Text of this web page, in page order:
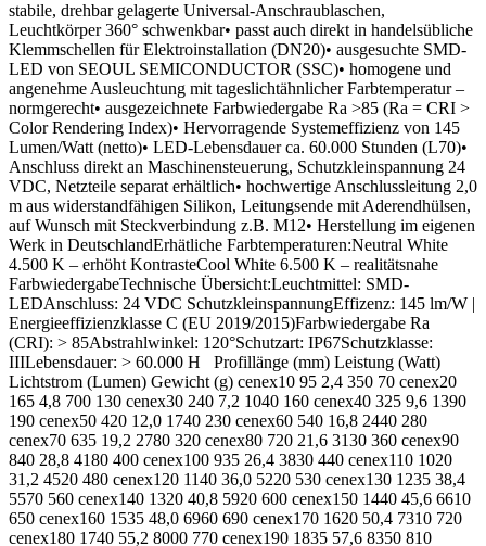
stabile, drehbar gelagerte Universal-Anschraublaschen,
Leuchtkörper 360° schwenkbar• passt auch direkt in handelsübliche
Klemmschellen für Elektroinstallation (DN20)• ausgesuchte SMD-
LED von SEOUL SEMICONDUCTOR (SSC)• homogene und
angenehme Ausleuchtung mit tageslichtähnlicher Farbtemperatur –
normgerecht• ausgezeichnete Farbwiedergabe Ra >85 (Ra = CRI >
Color Rendering Index)• Hervorragende Systemeffizienz von 145
Lumen/Watt (netto)• LED-Lebensdauer ca. 60.000 Stunden (L70)•
Anschluss direkt an Maschinensteuerung, Schutzkleinspannung 24
VDC, Netzteile separat erhältlich• hochwertige Anschlussleitung 2,0
m aus widerstandfähigen Silikon, Leitungsende mit Aderendhülsen,
auf Wunsch mit Steckverbindung z.B. M12• Herstellung im eigenen
Werk in DeutschlandErhätliche Farbtemperaturen:Neutral White
4.500 K – erhöht KontrasteCool White 6.500 K – realitätsnahe
FarbwiedergabeTechnische Übersicht:Leuchtmittel: SMD-
LEDAnschluss: 24 VDC SchutzkleinspannungEffizenz: 145 lm/W |
Energieeffizienzklasse C (EU 2019/2015)Farbwiedergabe Ra
(CRI): > 85Abstrahlwinkel: 120°Schutzart: IP67Schutzklasse:
IIILebensdauer: > 60.000 H Profillänge (mm) Leistung (Watt)
Lichtstrom (Lumen) Gewicht (g) cenex10 95 2,4 350 70 cenex20
165 4,8 700 130 cenex30 240 7,2 1040 160 cenex40 325 9,6 1390
190 cenex50 420 12,0 1740 230 cenex60 540 16,8 2440 280
cenex70 635 19,2 2780 320 cenex80 720 21,6 3130 360 cenex90
840 28,8 4180 400 cenex100 935 26,4 3830 440 cenex110 1020
31,2 4520 480 cenex120 1140 36,0 5220 530 cenex130 1235 38,4
5570 560 cenex140 1320 40,8 5920 600 cenex150 1440 45,6 6610
650 cenex160 1535 48,0 6960 690 cenex170 1620 50,4 7310 720
cenex180 1740 55,2 8000 770 cenex190 1835 57,6 8350 810